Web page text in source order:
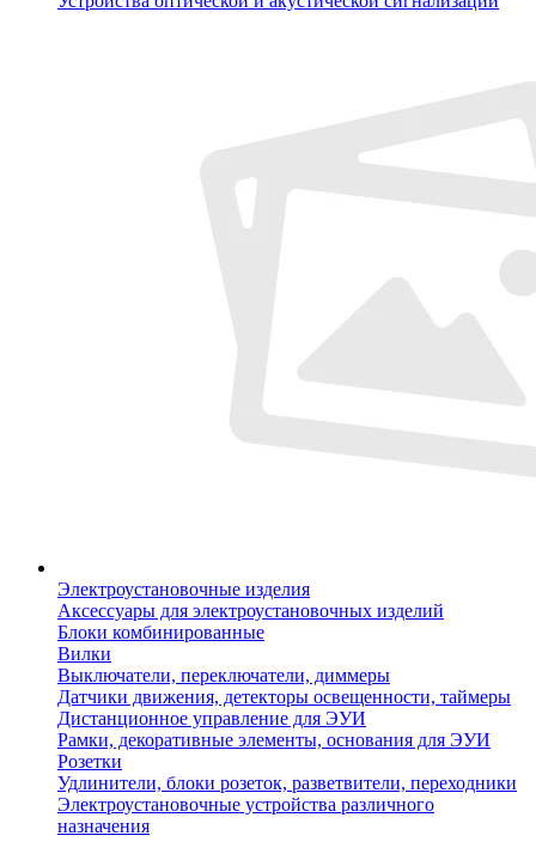
Электроустановочные изделия
Аксессуары для электроустановочных изделий
Блоки комбинированные
Вилки
Выключатели, переключатели, диммеры
Датчики движения, детекторы освещенности, таймеры
Дистанционное управление для ЭУИ
Рамки, декоративные элементы, основания для ЭУИ
Розетки
Удлинители, блоки розеток, разветвители, переходники
Электроустановочные устройства различного
назначения